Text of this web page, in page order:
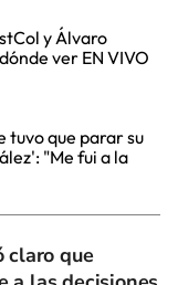
y Álvaro
ver EN VIVO
tuvo que parar su
"Me fui a la
claro que